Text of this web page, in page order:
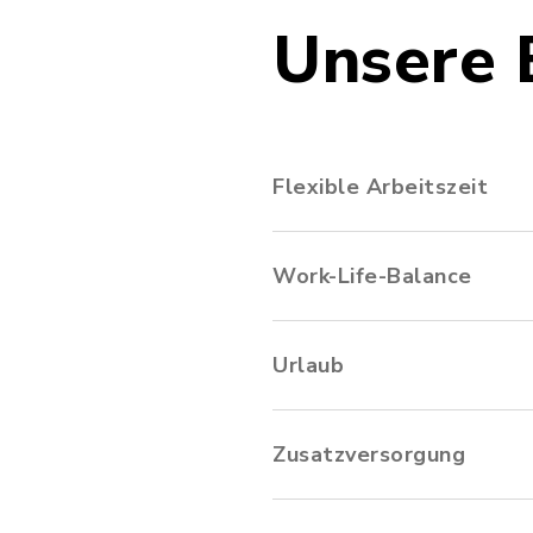
Unsere
Flexible Arbeitszeit
Work-Life-Balance
Urlaub
Zusatzversorgung